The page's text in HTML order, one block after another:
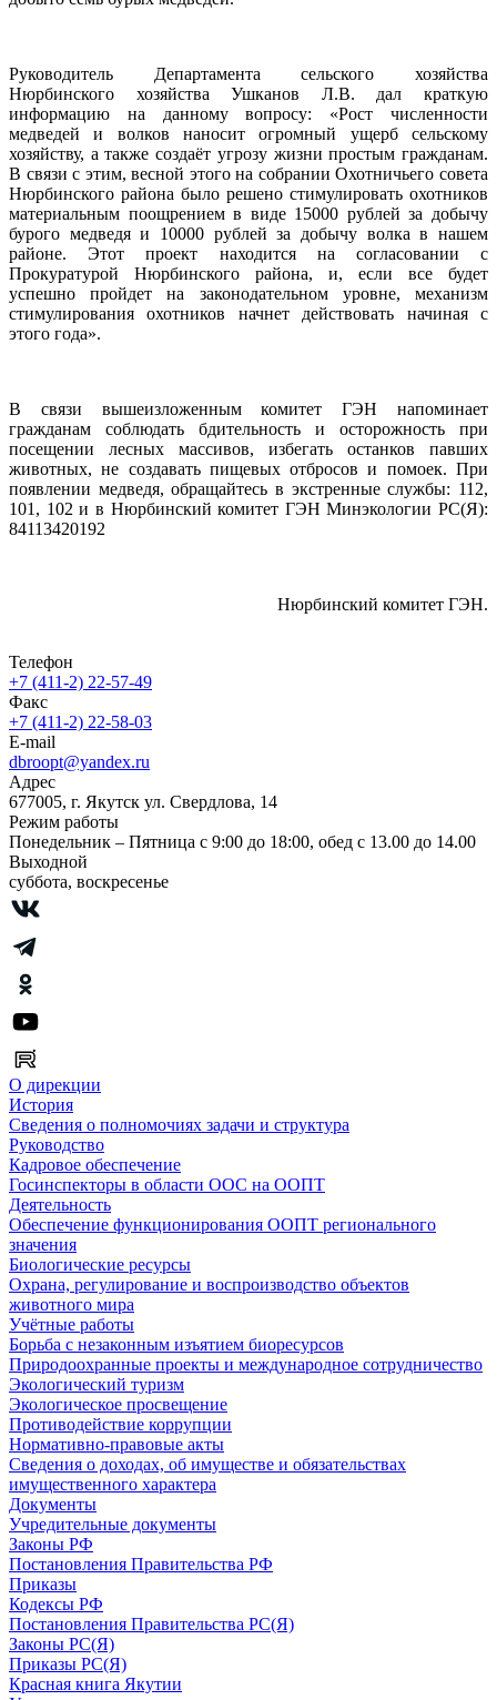
Руководитель Департамента сельского хозяйства
Нюрбинского хозяйства Ушканов Л.В. дал краткую
информацию на данному вопросу: «Рост численности
медведей и волков наносит огромный ущерб сельскому
хозяйству, а также создаёт угрозу жизни простым гражданам.
В связи с этим, весной этого на собрании Охотничьего совета
Нюрбинского района было решено стимулировать охотников
материальным поощрением в виде 15000 рублей за добычу
бурого медведя и 10000 рублей за добычу волка в нашем
районе. Этот проект находится на согласовании с
Прокуратурой Нюрбинского района, и, если все будет
успешно пройдет на законодательном уровне, механизм
стимулирования охотников начнет действовать начиная с
этого года».
В связи вышеизложенным комитет ГЭН напоминает
гражданам соблюдать бдительность и осторожность при
посещении лесных массивов, избегать останков павших
животных, не создавать пищевых отбросов и помоек. При
появлении медведя, обращайтесь в экстренные службы: 112,
101, 102 и в Нюрбинский комитет ГЭН Минэкологии РС(Я):
84113420192
Нюрбинский комитет ГЭН.
Телефон
+7 (411-2) 22-57-49
Факс
+7 (411-2) 22-58-03
E-mail
dbroopt@yandex.ru
Адрес
677005, г. Якутск ул. Свердлова, 14
Режим работы
Понедельник – Пятница с 9:00 до 18:00, обед с 13.00 до 14.00
Выходной
суббота, воскресенье
О дирекции
История
Сведения о полномочиях задачи и структура
Руководство
Кадровое обеспечение
Госинспекторы в области ООС на ООПТ
Деятельность
Обеспечение функционирования ООПТ регионального
значения
Биологические ресурсы
Охрана, регулирование и воспроизводство объектов
животного мира
Учётные работы
Борьба с незаконным изъятием биоресурсов
Природоохранные проекты и международное сотрудничество
Экологический туризм
Экологическое просвещение
Противодействие коррупции
Нормативно-правовые акты
Сведения о доходах, об имуществе и обязательствах
имущественного характера
Документы
Учредительные документы
Законы РФ
Постановления Правительства РФ
Приказы
Кодексы РФ
Постановления Правительства РС(Я)
Законы РС(Я)
Приказы РС(Я)
Красная книга Якутии